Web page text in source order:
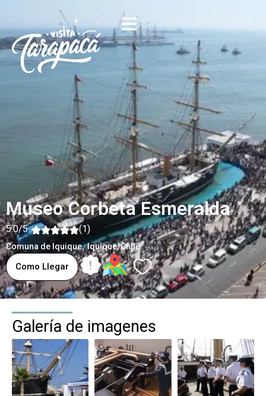
Museo Corbeta Esmeralda
5.0/5 (1)
Comuna de Iquique, Iquique, Chile
Como Llegar
Galería de imagenes